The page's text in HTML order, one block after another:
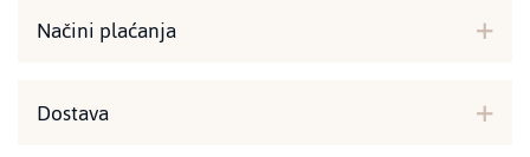
Načini plaćanja
Dostava